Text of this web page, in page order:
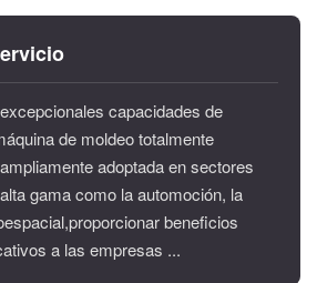
capacidades de
de moldeo totalmente
adoptada en sectores
gama como la automoción, la
beneficios
a las empresas ...